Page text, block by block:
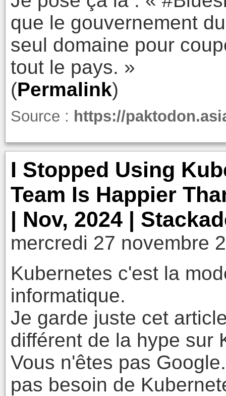
que le gouvernement
seul domaine pour
tout le pays. »
(Permalink)
Source : https://
I Stopped Using
Team Is Happier
| Nov, 2024 |
mercredi 27 novembre
Kubernetes c'est la
informatique.
Je garde juste cet
différent de la hype sur
Vous n'êtes pas
pas besoin de